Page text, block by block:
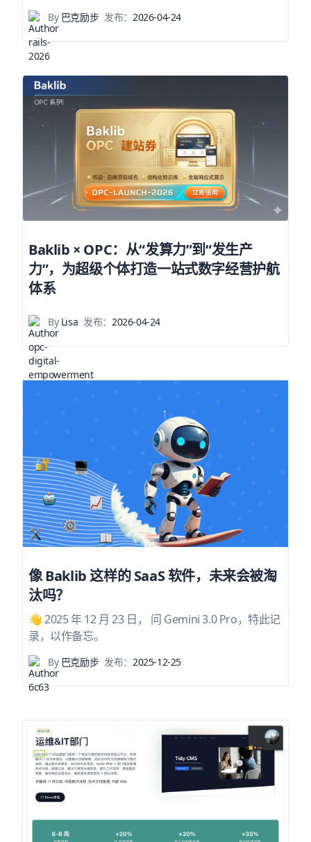
By巴克励步 发布：2026-04-24
Baklib × OPC：从“发算力”到“发生产
力”，为超级个体打造一站式数字经营护航
体系
ByLisa 发布： 2026-04-24
像 Baklib 这样的 SaaS 软件，未来会被淘
汰吗？
👋 2025 年 12 月 23 日， 问 Gemini 3.0 Pro，特此记
录，以作备忘。
By巴克励步 发布：2025-12-25